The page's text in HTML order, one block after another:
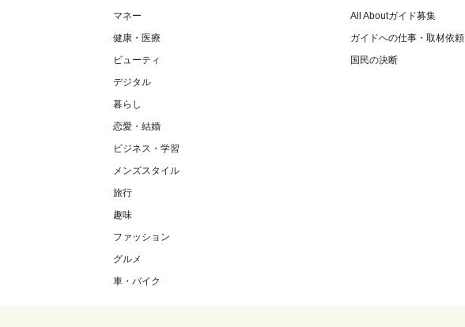
マネー
健康・医療
ビューティ
デジタル
暮らし
恋愛・結婚
ビジネス・学習
メンズスタイル
旅行
趣味
ファッション
グルメ
車・バイク
All Aboutガイド募集
ガイドへの仕事・取材依頼
国民の決断